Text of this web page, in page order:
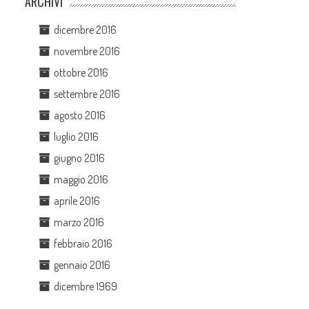
dicembre 2016
novembre 2016
ottobre 2016
settembre 2016
agosto 2016
luglio 2016
giugno 2016
maggio 2016
aprile 2016
marzo 2016
febbraio 2016
gennaio 2016
dicembre 1969